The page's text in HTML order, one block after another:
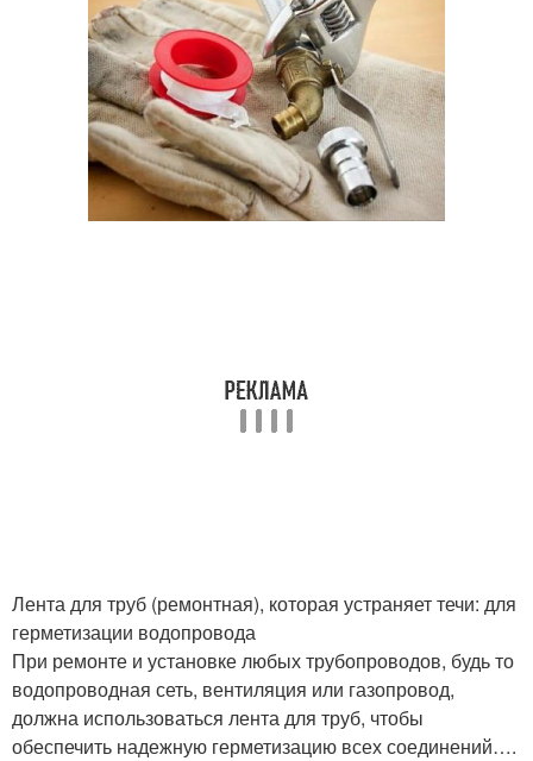
Лента для труб (ремонтная), которая устраняет течи: для
герметизации водопровода
При ремонте и установке любых трубопроводов, будь то
водопроводная сеть, вентиляция или газопровод,
должна использоваться лента для труб, чтобы
обеспечить надежную герметизацию всех соединений….